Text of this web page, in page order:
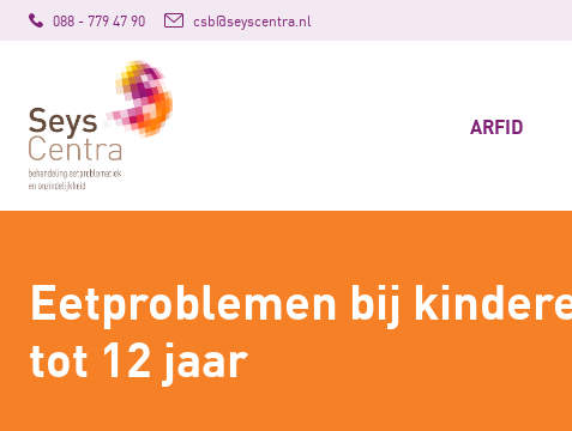
088 - 779 47 90 csb@seyscentra.nl
ARFID
Eetproblemen bij
tot 12 jaar